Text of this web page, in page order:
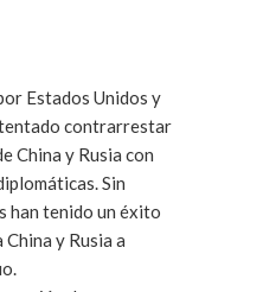
Estados Unidos y
contrarrestar
China y Rusia con
Sin
han tenido un éxito
y Rusia a